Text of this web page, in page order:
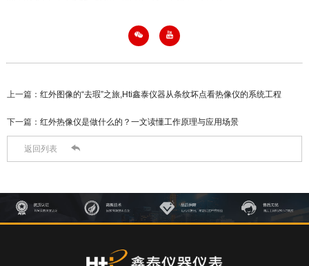
 
上一篇： 红外图像的“去瑕”之旅,Hti鑫泰仪器从条纹坏点看热像仪的系统工程
下一篇： 红外热像仪是做什么的？一文读懂工作原理与应用场景
返回列表 